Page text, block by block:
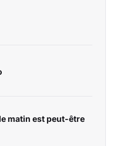
matin est peut-être